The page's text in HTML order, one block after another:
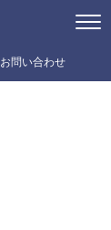
お問い合わせ